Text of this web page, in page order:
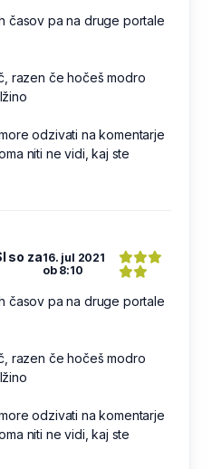
časov pa na druge portale
razen če hočeš modro
odzivati na komentarje
niti ne vidi, kaj ste
so za16. jul 2021
ob 8:10
časov pa na druge portale
razen če hočeš modro
odzivati na komentarje
niti ne vidi, kaj ste